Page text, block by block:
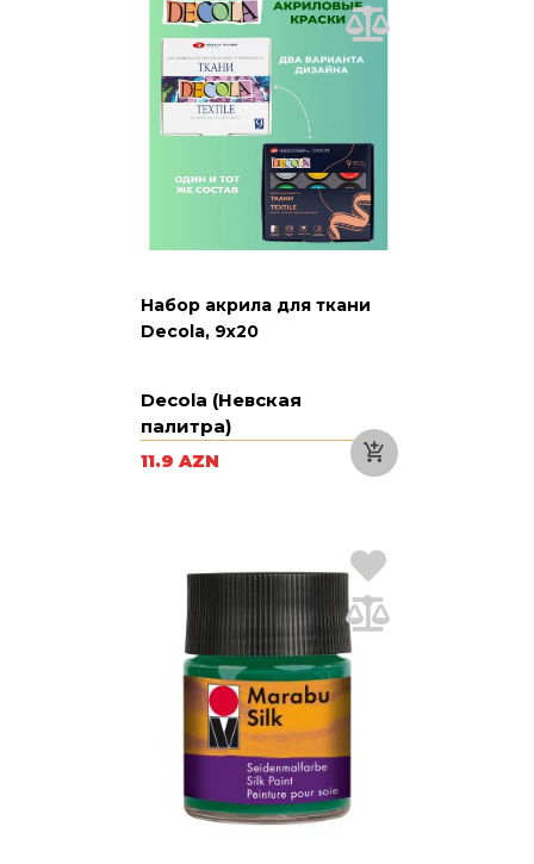
Набор акрила для ткани
Decola, 9х20
Decola (Невская
палитра)
11.9 AZN